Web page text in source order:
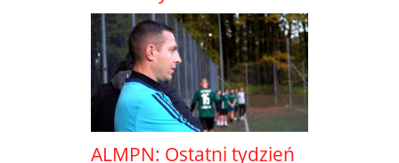
ALMPN: Ostatni tydzień